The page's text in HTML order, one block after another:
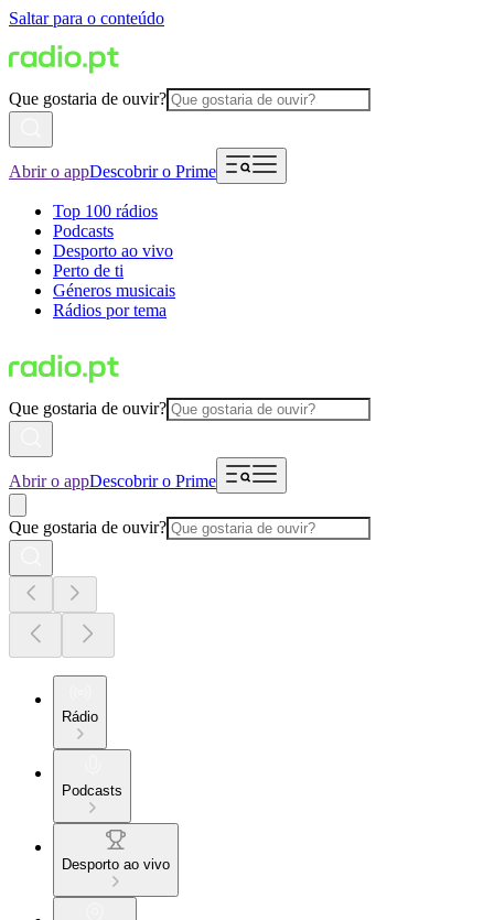
Saltar para o conteúdo
Que gostaria de ouvir?
Abrir o appDescobrir o Prime
Top 100 rádios
Podcasts
Desporto ao vivo
Perto de ti
Géneros musicais
Rádios por tema
Que gostaria de ouvir?
Abrir o appDescobrir o Prime
Que gostaria de ouvir?
Rádio
Podcasts
Desporto ao vivo